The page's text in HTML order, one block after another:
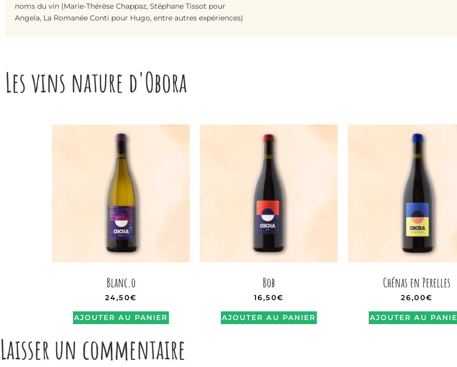
noms du vin (Marie-Thérèse Chappaz, Stéphane Tissot pour
Angela, La Romanée Conti pour Hugo, entre autres expériences)
Les vins nature d'Obora
Blanc.o
24,50€
AJOUTER AU PANIER
Bob
16,50€
AJOUTER AU PANIER
Chénas en Perelles
26,00€
AJOUTER AU
Laisser un commentaire